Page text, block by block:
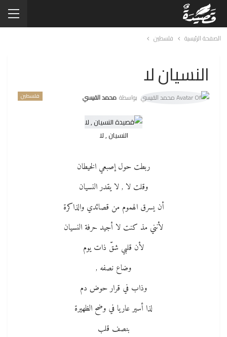
الصفحة الرئيسية فلسطين
النسيان لا
فلسطين بواسطة محمد القيسي
النسيان , لا
ربطت حول إصبعي الخيطان
وقلت لا , لا يقدر النسيان
أن يسرق الهموم من قصائدي والذاكرة
لأنني مذ كنت لا أجيد حرفة النسيان
لأن قلبي شقّ ذات يوم
وضاع نصفه ,
وذاب في قرار حوض دم
لذا أسير عاريا في وضح الظهيرة
بنصف قلب